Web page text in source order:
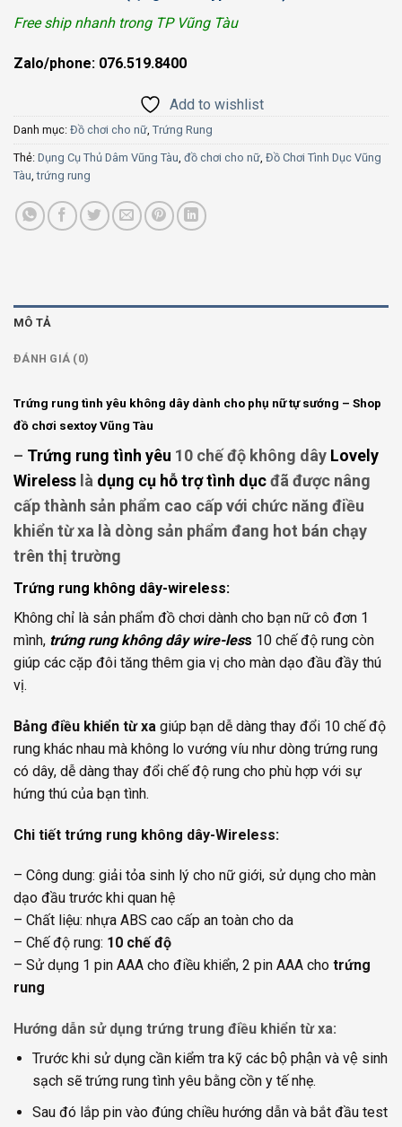
Free ship nhanh trong TP Vũng Tàu
Zalo/phone: 076.519.8400
Add to wishlist
Danh mục: Đồ chơi cho nữ, Trứng Rung
Thẻ: Dụng Cụ Thủ Dâm Vũng Tàu, đồ chơi cho nữ, Đồ Chơi Tình Dục Vũng
Tàu,trứng rung
MÔ TẢ
ĐÁNH GIÁ (0)
Trứng rung tình yêu không dây dành cho phụ nữ tự sướng – Shop
đồ chơi sextoy Vũng Tàu
– Trứng rung tình yêu 10 chế độ không dây Lovely
Wireless là dụng cụ hỗ trợ tình dụcđã được nâng
cấp thành sản phẩm cao cấp với chức năng điều
khiển từ xa là dòng sản phẩm đang hot bán chạy
trên thị trường
Trứng rung không dây-wireless:
Không chỉ là sản phẩm đồ chơi dành cho bạn nữ cô đơn 1
mình, trứng rung không dây wire-less 10 chế độ rung còn
giúp các cặp đôi tăng thêm gia vị cho màn dạo đầu đầy thú
vị.
Bảng điều khiển từ xa giúp bạn dễ dàng thay đổi 10 chế độ
rung khác nhau mà không lo vướng víu như dòng trứng rung
có dây, dễ dàng thay đổi chế độ rung cho phù hợp với sự
hứng thú của bạn tình.
Chi tiết trứng rung không dây-Wireless:
– Công dung: giải tỏa sinh lý cho nữ giới, sử dụng cho màn
dạo đầu trước khi quan hệ
– Chất liệu: nhựa ABS cao cấp an toàn cho da
– Chế độ rung: 10 chế độ
– Sử dụng 1 pin AAA cho điều khiển, 2 pin AAA cho trứng
rung
Hướng dẫn sử dụng trứng trung điều khiển từ xa:
Trước khi sử dụng cần kiểm tra kỹ các bộ phận và vệ sinh
sạch sẽ trứng rung tình yêu bằng cồn y tế nhẹ.
Sau đó lắp pin vào đúng chiều hướng dẫn và bắt đầu test